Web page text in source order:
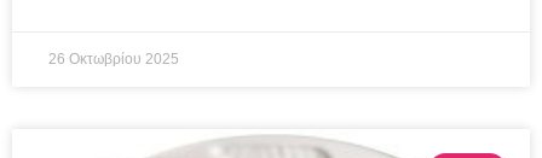
26 Οκτωβρίου 2025